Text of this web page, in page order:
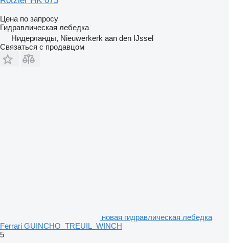
Цена по запросу
Гидравлическая лебедка
Нидерланды, Nieuwerkerk aan den IJssel
Связаться с продавцом
новая гидравлическая лебедка
Ferrari GUINCHO_TREUIL_WINCH
5